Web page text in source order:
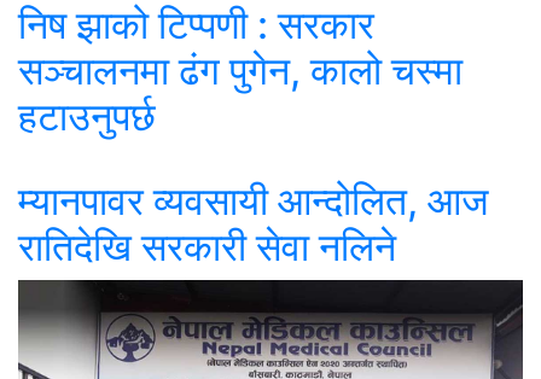
निष झाको टिप्पणी : सरकार
सञ्चालनमा ढंग पुगेन, कालो चस्मा
हटाउनुपर्छ
म्यानपावर व्यवसायी आन्दोलित, आज
रातिदेखि सरकारी सेवा नलिने